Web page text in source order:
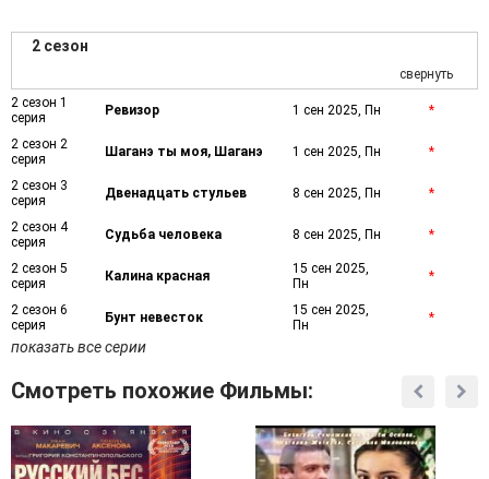
2 сезон
свернуть
2 сезон 1
серия
Ревизор 1 сен 2025, Пн *
2 сезон 2
серия
Шаганэ ты моя, Шаганэ 1 сен 2025, Пн *
2 сезон 3
серия
Двенадцать стульев 8 сен 2025, Пн *
2 сезон 4
серия
Судьба человека 8 сен 2025, Пн *
2 сезон 5
серия
Калина красная
15 сен 2025,
Пн
*
2 сезон 6
серия
Бунт невесток
15 сен 2025,
Пн
*
показать все серии
Смотреть похожие Фильмы: